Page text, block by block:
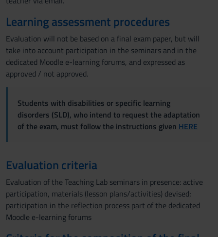
Learning assessment procedures
Evaluation will not be based on a final exam paper, but will
take into account participation in the seminars and in the
dedicated Moodle e-learning forums, and expressed as
approved / not approved.
Students with disabilities or specific learning
disorders (SLD), who intend to request the adaptation
of the exam, must follow the instructions given HERE
Evaluation criteria
Evaluation of the Teaching Lab seminars in presence: active
participation, materials (lesson plans/activities) devised;
participation in the reflection process part of the dedicated
Moodle e-learning forums